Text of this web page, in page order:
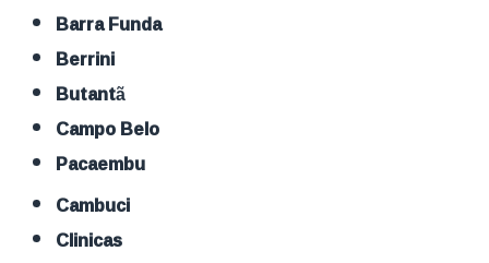
Barra Funda
Berrini
Butantã
Campo Belo
Pacaembu
Cambuci
Clinicas